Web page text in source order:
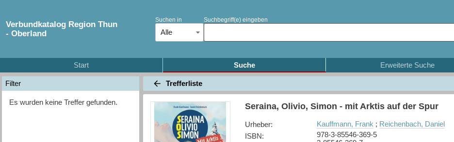
Verbundkatalog Region Thun
- Oberland
Suchen in
Alle
Suchbegriff(e) eingeben
Start Suche Erweiterte Suche
Filter
Es wurden keine Treffer gefunden.
Trefferliste
Seraina, Olivio, Simon - mit Arktis auf der Spur
Urheber: Kauffmann, Frank ; Reichenbach, Daniel
ISBN:
978-3-85546-369-5